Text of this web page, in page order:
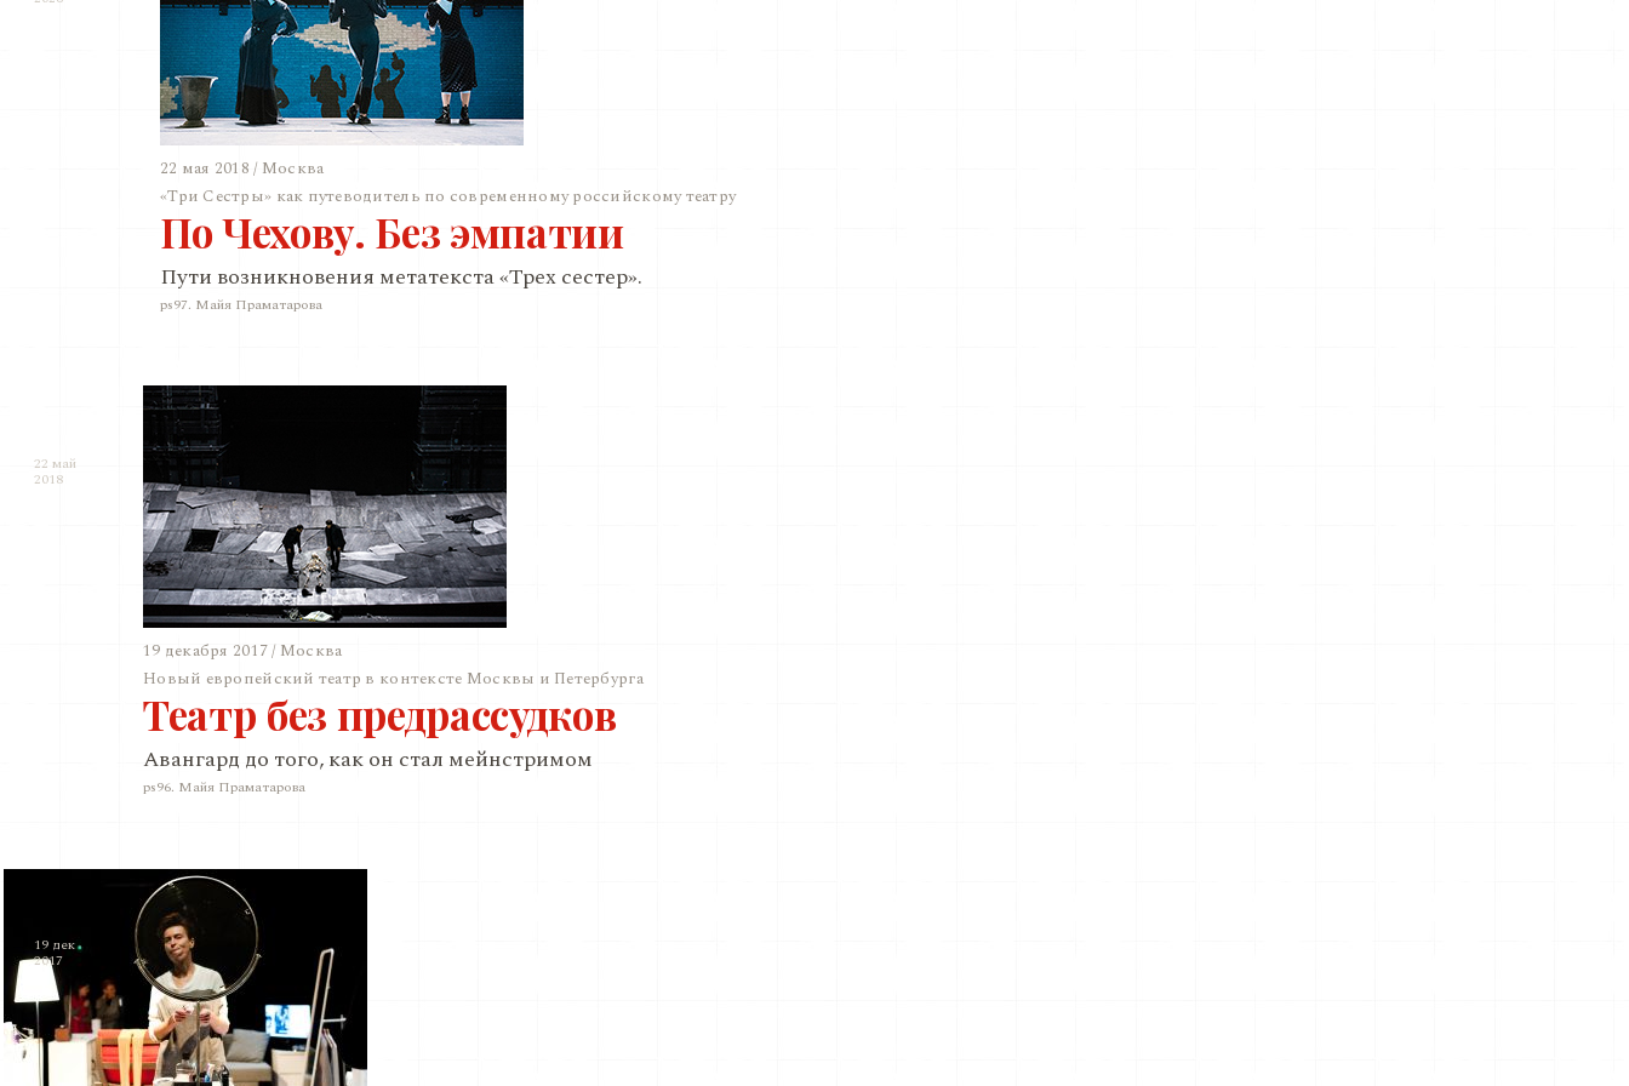
22 мая 2018 / Москва
«Три Сестры» как путеводитель по современному российскому театру
По Чехову. Без эмпатии
Пути возникновения метатекста «Трех сестер».
ps97. Майя Праматарова
19 декабря 2017 / Москва
Новый европейский театр в контексте Москвы и Петербурга
Театр без предрассудков
Авангард до того, как он стал мейнстримом
ps96. Майя Праматарова
22 май
2018
19 дек
2017